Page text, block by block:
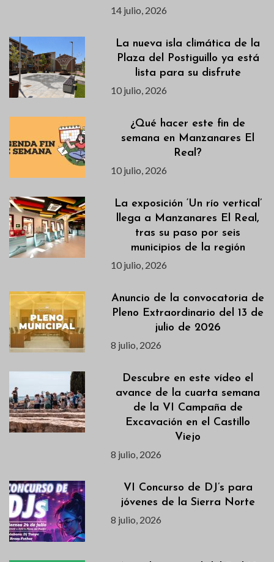
14 julio, 2026
La nueva isla climática de la
Plaza del Postiguillo ya está
lista para su disfrute
10 julio, 2026
¿Qué hacer este fin de
semana en Manzanares El
Real?
10 julio, 2026
La exposición ‘Un río vertical’
llega a Manzanares El Real,
tras su paso por seis
municipios de la región
10 julio, 2026
Anuncio de la convocatoria de
Pleno Extraordinario del 13 de
julio de 2026
8 julio, 2026
Descubre en este vídeo el
avance de la cuarta semana
de la VI Campaña de
Excavación en el Castillo
Viejo
8 julio, 2026
VI Concurso de DJ’s para
jóvenes de la Sierra Norte
8 julio, 2026